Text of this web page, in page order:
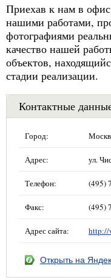
Приехав к нам в
нашими работами,
фотографиями
качество нашей
объектов,
стадии реализации.
Контактные
Город:
Адрес: ул.
Телефон: (495)
Факс: (495)
Адрес сайта: http://
Открыть на